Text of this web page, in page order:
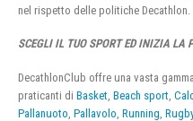
nel rispetto delle politiche Decathlon.
SCEGLI IL TUO SPORT ED INIZIA LA
DecathlonClub offre una vasta
praticanti di Basket Beach sport
Pallanuoto Pallavolo Running Rugby